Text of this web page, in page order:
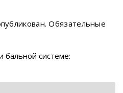
Обязательные
системе: